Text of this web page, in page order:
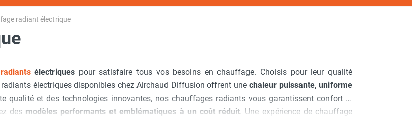
radiant électrique
électriques pour satisfaire tous vos besoins en chauffage. Choisis pour leur qualité
électriques disponibles chez Airchaud Diffusion offrent une chaleur puissante, uniforme
qualité et des technologies innovantes, nos chauffages radiants vous garantissent confort et
des modèles performants et emblématiques à un coût réduit. Une expérience de chauffage